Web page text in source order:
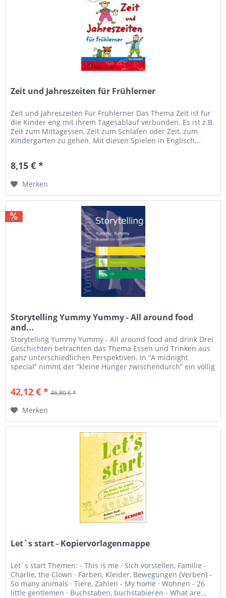
Zeit und Jahreszeiten für Frühlerner
Zeit und Jahreszeiten Für Frühlerner Das Thema Zeit ist für
die Kinder eng mit ihrem Tagesablauf verbunden. Es ist z.B.
Zeit zum Mittagessen, Zeit zum Schlafen oder Zeit, zum
Kindergarten zu gehen. Mit diesen Spielen in Englisch...
8,15 € *
Merken
Storytelling Yummy Yummy - All around food
and...
Storytelling Yummy Yummy - All around food and drink Drei
Geschichten betrachten das Thema Essen und Trinken aus
ganz unterschiedlichen Perspektiven. In ”A midnight
special” nimmt der ”kleine Hunger zwischendurch” ein völlig
42,12 € * 46,80 € *
Merken
Let`s start - Kopiervorlagenmappe
Let´s start Themen: - This is me · Sich vorstellen, Familie -
Charlie, the Clown · Farben, Kleider, Bewegungen (Verben) -
So many animals · Tiere, Zahlen - My home · Wohnen - 26
little gentlemen · Buchstaben, buchstabieren - What are...